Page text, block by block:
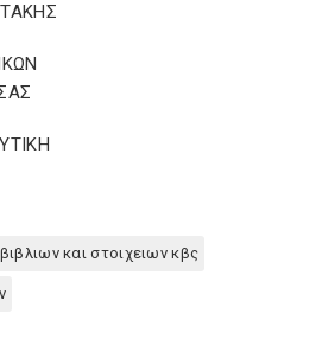
και στοιχειων κβς